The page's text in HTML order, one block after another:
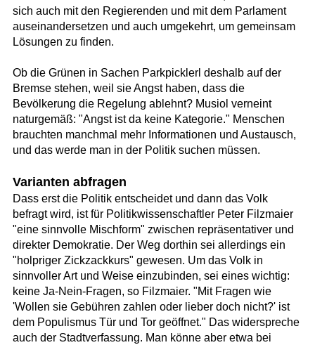
sich auch mit den Regierenden und mit dem Parlament
auseinandersetzen und auch umgekehrt, um gemeinsam
Lösungen zu finden.
Ob die Grünen in Sachen Parkpicklerl deshalb auf der
Bremse stehen, weil sie Angst haben, dass die
Bevölkerung die Regelung ablehnt? Musiol verneint
naturgemäß: "Angst ist da keine Kategorie." Menschen
brauchten manchmal mehr Informationen und Austausch,
und das werde man in der Politik suchen müssen.
Varianten abfragen
Dass erst die Politik entscheidet und dann das Volk
befragt wird, ist für Politikwissenschaftler Peter Filzmaier
"eine sinnvolle Mischform" zwischen repräsentativer und
direkter Demokratie. Der Weg dorthin sei allerdings ein
"holpriger Zickzackkurs" gewesen. Um das Volk in
sinnvoller Art und Weise einzubinden, sei eines wichtig:
keine Ja-Nein-Fragen, so Filzmaier. "Mit Fragen wie
'Wollen sie Gebühren zahlen oder lieber doch nicht?' ist
dem Populismus Tür und Tor geöffnet." Das widerspreche
auch der Stadtverfassung. Man könne aber etwa bei